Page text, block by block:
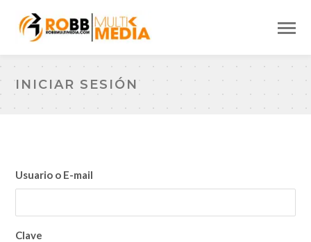
INICIAR SESIÓN
Usuario o E-mail
Clave